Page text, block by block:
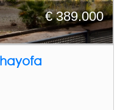
€ 389.000